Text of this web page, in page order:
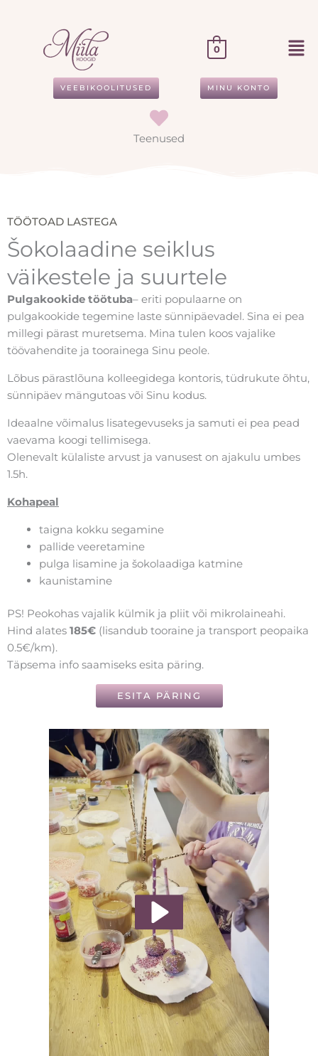
0
VEEBIKOOLITUSED MINU KONTO
Teenused
TÖÖTOAD LASTEGA
Šokolaadine seiklus
väikestele ja suurtele
Pulgakookide töötuba– eriti populaarne on
pulgakookide tegemine laste sünnipäevadel. Sina ei pea
millegi pärast muretsema. Mina tulen koos vajalike
töövahendite ja toorainega Sinu peole.
Lõbus pärastlõuna kolleegidega kontoris, tüdrukute õhtu,
sünnipäev mängutoas või Sinu kodus.
Ideaalne võimalus lisategevuseks ja samuti ei pea pead
vaevama koogi tellimisega.
Olenevalt külaliste arvust ja vanusest on ajakulu umbes
1.5h.
Kohapeal
taigna kokku segamine
pallide veeretamine
pulga lisamine ja šokolaadiga katmine
kaunistamine
PS! Peokohas vajalik külmik ja pliit või mikrolaineahi.
Hind alates 185€ (lisandub tooraine ja transport peopaika
0.5€/km).
Täpsema info saamiseks esita päring.
ESITA PÄRING